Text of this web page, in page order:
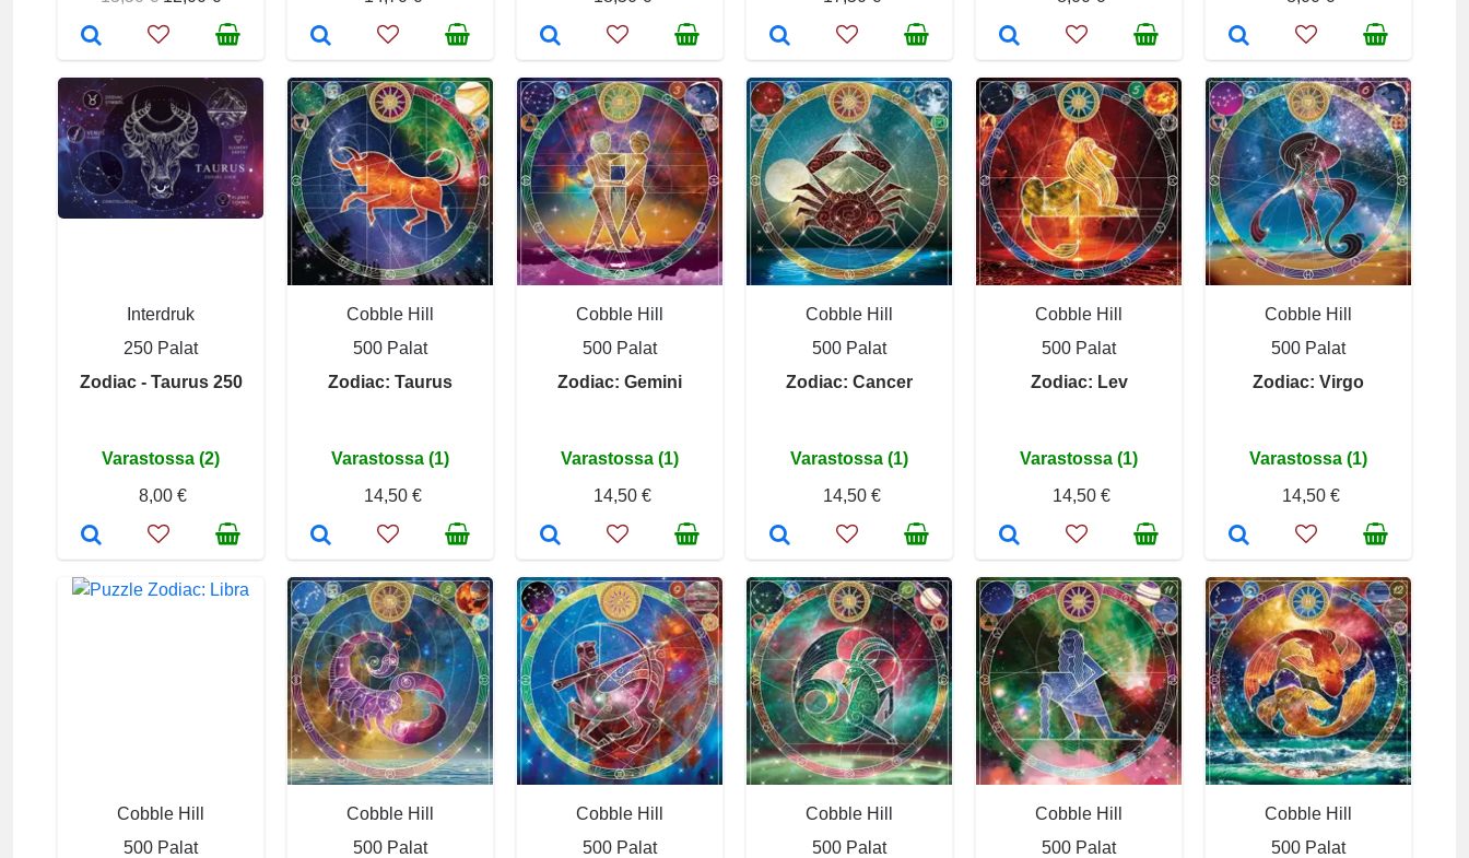
Interdruk
250 Palat
Zodiac - Taurus 250
Varastossa (2)
8,00 €
Cobble Hill
500 Palat
Zodiac: Taurus
Varastossa (1)
14,50 €
Cobble Hill
500 Palat
Zodiac: Gemini
Varastossa (1)
14,50 €
Cobble Hill
500 Palat
Zodiac: Cancer
Varastossa (1)
14,50 €
Cobble Hill
500 Palat
Zodiac: Lev
Varastossa (1)
14,50 €
Cobble Hill
500 Palat
Zodiac: Virgo
Varastossa (1)
14,50 €
Cobble Hill
500 Palat
Cobble Hill
500 Palat
Cobble Hill
500 Palat
Cobble Hill
500 Palat
Cobble Hill
500 Palat
Cobble Hill
500 Palat